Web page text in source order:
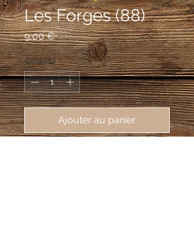
Les Forges (88)
9,00 €Prix
Quantité *
Ajouter au panier